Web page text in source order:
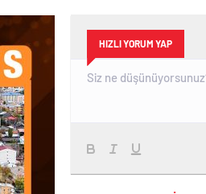
HIZLI YORUM YAP